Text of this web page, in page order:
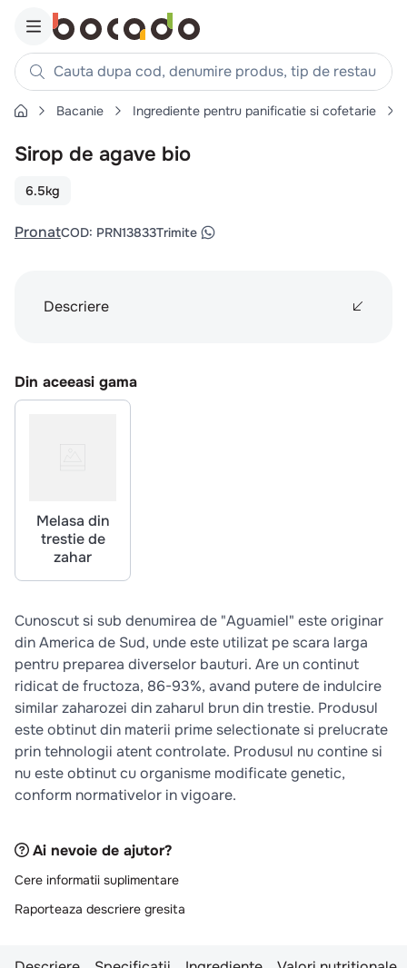
Cauta dupa cod, denumire produs, tip de restaurant,
Căutări populare
1. cartofi
. piept pui
4. chifle
coaste
9. croissant
Bacanie Ingrediente pentru panificatie si cofetarie
Sirop de agave bio
6.5kg
PronatCOD: PRN13833Trimite
Descriere
Din aceeasi gama
Melasa din
trestie de
zahar
Cunoscut si sub denumirea de "Aguamiel" este originar
din America de Sud, unde este utilizat pe scara larga
pentru preparea diverselor bauturi. Are un continut
ridicat de fructoza, 86-93%, avand putere de indulcire
similar zaharozei din zaharul brun din trestie. Produsul
este obtinut din materii prime selectionate si prelucrate
prin tehnologii atent controlate. Produsul nu contine si
nu este obtinut cu organisme modificate genetic,
conform normativelor in vigoare.
Ai nevoie de ajutor?
Cere informatii suplimentare
Raporteaza descriere gresita